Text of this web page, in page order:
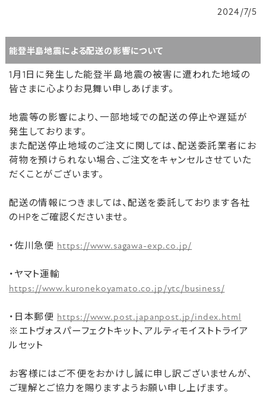
2024/7/5
能登半島地震による配送の影響について
1月1日に発生した能登半島地震の被害に遭われた地域の
皆さまに心よりお見舞い申しあげます。
地震等の影響により、一部地域での配送の停止や遅延が
発生しております。
また配送停止地域のご注文に関しては、配送委託業者にお
荷物を預けられない場合、ご注文をキャンセルさせていた
だくことがございます。
配送の情報につきましては、配送を委託しております各社
のHPをご確認くださいませ。
・佐川急便 https://www.sagawa-exp.co.jp/
・ヤマト運輸
https://www.kuronekoyamato.co.jp/ytc/business/
・日本郵便 https://www.post.japanpost.jp/index.html
※エトヴォスパーフェクトキット、アルティモイストトライア
ルセット
お客様にはご不便をおかけし誠に申し訳ございませんが、
ご理解とご協力を賜りますようお願い申し上げます。